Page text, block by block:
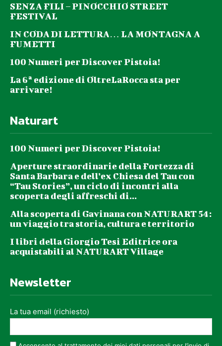
SENZA FILI – PINOCCHIO STREET
FESTIVAL
IN CODA DI LETTURA… LA MONTAGNA A
FUMETTI
100 Numeri per Discover Pistoia!
La 6ª edizione di OltreLaRocca sta per
arrivare!
Naturart
100 Numeri per Discover Pistoia!
Aperture straordinarie della Fortezza di
Santa Barbara e dell’ex Chiesa del Tau con
“Tau Stories”, un ciclo di incontri alla
scoperta degli affreschi di...
Alla scoperta di Gavinana con NATURART 54:
un viaggio tra storia, cultura e territorio
I libri della Giorgio Tesi Editrice ora
acquistabili al NATURART Village
Newsletter
La tua email (richiesto)